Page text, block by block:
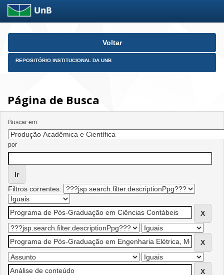
Skip
Voltar
REPOSITÓRIO INSTITUCIONAL DA UNB
Página de Busca
Buscar em:
por
Filtros correntes: